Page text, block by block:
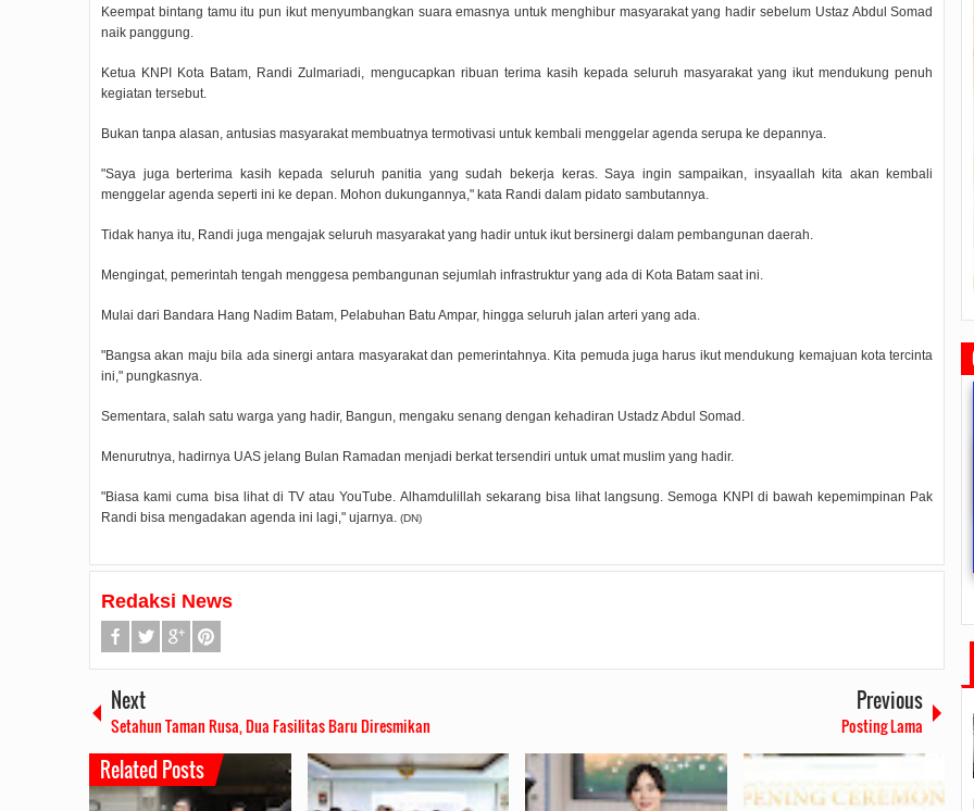
Keempat bintang tamu itu pun ikut menyumbangkan suara emasnya untuk menghibur masyarakat yang hadir sebelum Ustaz Abdul Somad
naik panggung.
Ketua KNPI Kota Batam, Randi Zulmariadi, mengucapkan ribuan terima kasih kepada seluruh masyarakat yang ikut mendukung penuh
kegiatan tersebut.
Bukan tanpa alasan, antusias masyarakat membuatnya termotivasi untuk kembali menggelar agenda serupa ke depannya.
"Saya juga berterima kasih kepada seluruh panitia yang sudah bekerja keras. Saya ingin sampaikan, insyaallah kita akan kembali
menggelar agenda seperti ini ke depan. Mohon dukungannya," kata Randi dalam pidato sambutannya.
Tidak hanya itu, Randi juga mengajak seluruh masyarakat yang hadir untuk ikut bersinergi dalam pembangunan daerah.
Mengingat, pemerintah tengah menggesa pembangunan sejumlah infrastruktur yang ada di Kota Batam saat ini.
Mulai dari Bandara Hang Nadim Batam, Pelabuhan Batu Ampar, hingga seluruh jalan arteri yang ada.
"Bangsa akan maju bila ada sinergi antara masyarakat dan pemerintahnya. Kita pemuda juga harus ikut mendukung kemajuan kota tercinta
ini," pungkasnya.
Sementara, salah satu warga yang hadir, Bangun, mengaku senang dengan kehadiran Ustadz Abdul Somad.
Menurutnya, hadirnya UAS jelang Bulan Ramadan menjadi berkat tersendiri untuk umat muslim yang hadir.
"Biasa kami cuma bisa lihat di TV atau YouTube. Alhamdulillah sekarang bisa lihat langsung. Semoga KNPI di bawah kepemimpinan Pak
Randi bisa mengadakan agenda ini lagi," ujarnya. (DN)
Redaksi News
Next
Setahun Taman Rusa, Dua Fasilitas Baru Diresmikan
Previous
Posting Lama
Related Posts
Dengan Masyarakat
Pengesahan Ranperda Perubahan
Rahma Paparkan Capaian
Untuk Masyarakat Penerima